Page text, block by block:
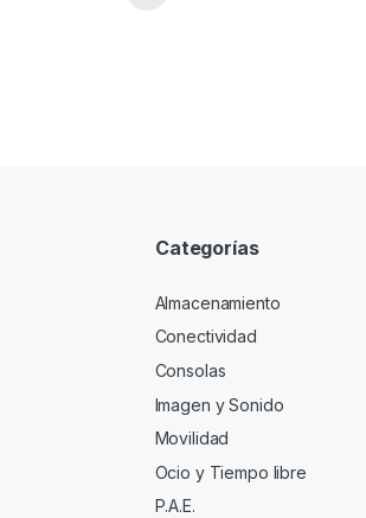
Categorías
Almacenamiento
Conectividad
Consolas
Imagen y Sonido
Movilidad
Ocio y Tiempo libre
P.A.E.